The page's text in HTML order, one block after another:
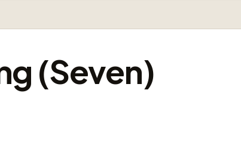
(Seven)